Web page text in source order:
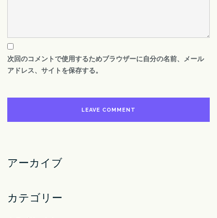
次回のコメントで使用するためブラウザーに自分の名前、メール
アドレス、サイトを保存する。
アーカイブ
カテゴリー